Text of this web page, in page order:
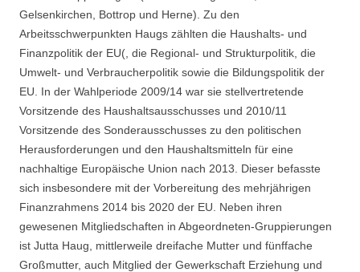
Gelsenkirchen, Bottrop und Herne). Zu den
Arbeitsschwerpunkten Haugs zählten die Haushalts- und
Finanzpolitik der EU(, die Regional- und Strukturpolitik, die
Umwelt- und Verbraucherpolitik sowie die Bildungspolitik der
EU. In der Wahlperiode 2009/14 war sie stellvertretende
Vorsitzende des Haushaltsausschusses und 2010/11
Vorsitzende des Sonderausschusses zu den politischen
Herausforderungen und den Haushaltsmitteln für eine
nachhaltige Europäische Union nach 2013. Dieser befasste
sich insbesondere mit der Vorbereitung des mehrjährigen
Finanzrahmens 2014 bis 2020 der EU. Neben ihren
gewesenen Mitgliedschaften in Abgeordneten-Gruppierungen
ist Jutta Haug, mittlerweile dreifache Mutter und fünffache
Großmutter, auch Mitglied der Gewerkschaft Erziehung und